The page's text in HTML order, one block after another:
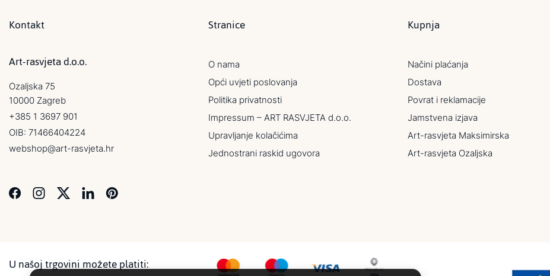
Kontakt
Art-rasvjeta d.o.o.
Ozaljska 75
10000 Zagreb
+385 1 3697 901
OIB: 71466404224
webshop@art-rasvjeta.hr
Stranice
O nama
Opći uvjeti poslovanja
Politika privatnosti
Impressum – ART RASVJETA d.o.o.
Upravljanje kolačićima
Jednostrani raskid ugovora
Kupnja
Načini plaćanja
Dostava
Povrat i reklamacije
Jamstvena izjava
Art-rasvjeta Maksimirska
Art-rasvjeta Ozaljska
U našoj trgovini možete platiti: